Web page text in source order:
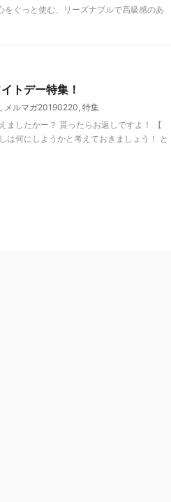
ぐっと使む、リーズナブルで高級感のあ
トデー特集！
, メルマガ20190220, 特集
ましたかー？ 貰ったらお返しですよ！ 【
何にしようかと考えておきましょう！ と